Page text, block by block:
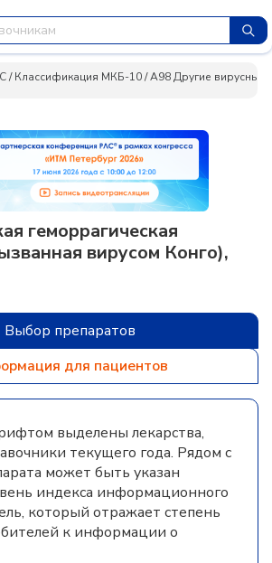
/Классификация МКБ-10/A98 Другие вирусные
геморрагическая
вирусом Конго),
Выбор препаратов
для пациентов
выделены лекарства,
текущего года. Рядом с
может быть указан
индекса информационного
который отражает степень
к информации о